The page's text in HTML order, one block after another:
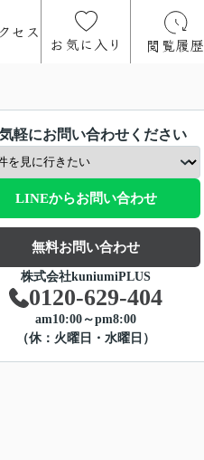
セス
お気に入り 閲覧履歴
軽にお問い合わせください
LINEからお問い合わせ
無料お問い合わせ
株式会社kuniumiPLUS
0120-629-404
am10:00～pm8:00
（休：火曜日・水曜日）